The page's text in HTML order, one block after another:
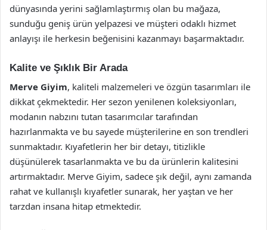
dünyasında yerini sağlamlaştırmış olan bu mağaza,
sunduğu geniş ürün yelpazesi ve müşteri odaklı hizmet
anlayışı ile herkesin beğenisini kazanmayı başarmaktadır.
Kalite ve Şıklık Bir Arada
Merve Giyim, kaliteli malzemeleri ve özgün tasarımları ile
dikkat çekmektedir. Her sezon yenilenen koleksiyonları,
modanın nabzını tutan tasarımcılar tarafından
hazırlanmakta ve bu sayede müşterilerine en son trendleri
sunmaktadır. Kıyafetlerin her bir detayı, titizlikle
düşünülerek tasarlanmakta ve bu da ürünlerin kalitesini
artırmaktadır. Merve Giyim, sadece şık değil, aynı zamanda
rahat ve kullanışlı kıyafetler sunarak, her yaştan ve her
tarzdan insana hitap etmektedir.